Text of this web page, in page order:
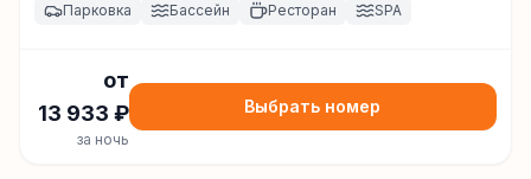
Парковка Бассейн Ресторан SPA
от
13 933 ₽
за ночь
Выбрать номер